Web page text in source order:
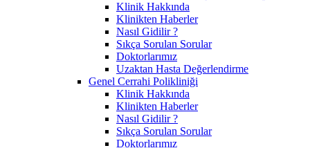
Klinik Hakkında
Klinikten Haberler
Nasıl Gidilir ?
Sıkça Sorulan Sorular
Doktorlarımız
Uzaktan Hasta Değerlendirme
Genel Cerrahi Polikliniği
Klinik Hakkında
Klinikten Haberler
Nasıl Gidilir ?
Sıkça Sorulan Sorular
Doktorlarımız